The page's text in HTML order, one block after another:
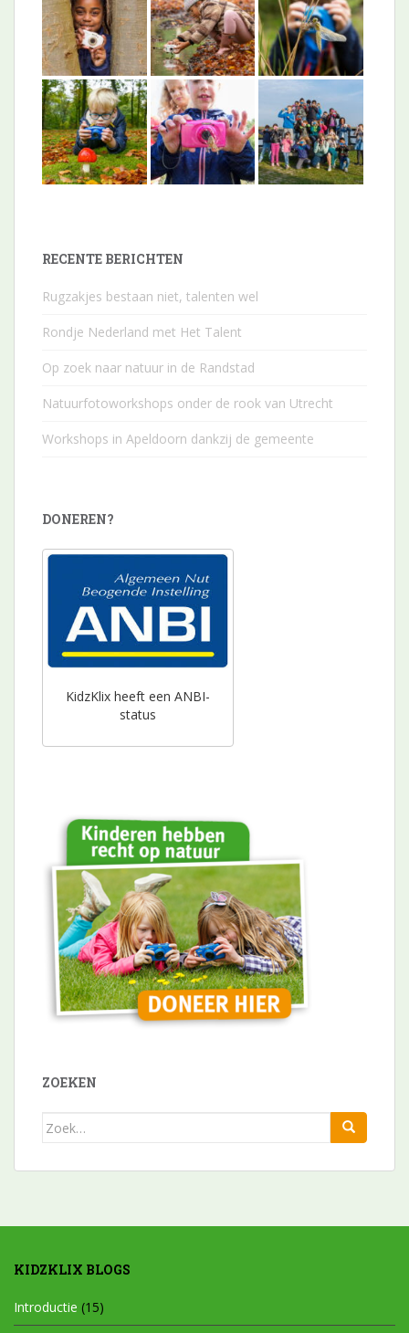
RECENTE BERICHTEN
Rugzakjes bestaan niet, talenten wel
Rondje Nederland met Het Talent
Op zoek naar natuur in de Randstad
Natuurfotoworkshops onder de rook van Utrecht
Workshops in Apeldoorn dankzij de gemeente
DONEREN?
KidzKlix heeft een ANBI-
status
ZOEKEN
Zoek
KIDZKLIX BLOGS
Introductie (15)